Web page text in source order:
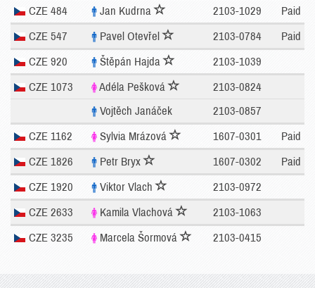
CZE 484 Jan Kudrna 2103-1029 Paid
CZE 547 Pavel Otevřel 2103-0784 Paid
CZE 920 Štěpán Hajda 2103-1039
CZE 1073 Adéla Pešková
2103-0824
Vojtěch Janáček
2103-0857
CZE 1162 Sylvia Mrázová 1607-0301 Paid
CZE 1826 Petr Bryx 1607-0302 Paid
CZE 1920 Viktor Vlach 2103-0972
CZE 2633 Kamila Vlachová 2103-1063
CZE 3235 Marcela Šormová 2103-0415